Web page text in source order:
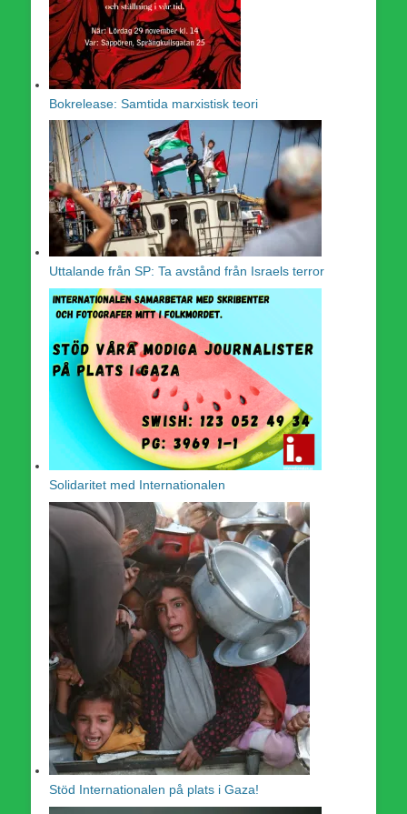
Bokrelease: Samtida marxistisk teori
Uttalande från SP: Ta avstånd från Israels terror
Solidaritet med Internationalen
Stöd Internationalen på plats i Gaza!